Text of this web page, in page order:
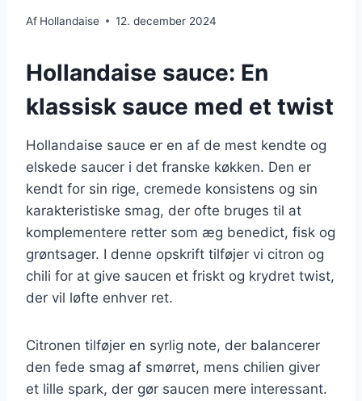
Af Hollandaise 12. december 2024
Hollandaise sauce: En
klassisk sauce med et twist
Hollandaise sauce er en af de mest kendte og
elskede saucer i det franske køkken. Den er
kendt for sin rige, cremede konsistens og sin
karakteristiske smag, der ofte bruges til at
komplementere retter som æg benedict, fisk og
grøntsager. I denne opskrift tilføjer vi citron og
chili for at give saucen et friskt og krydret twist,
der vil løfte enhver ret.
Citronen tilføjer en syrlig note, der balancerer
den fede smag af smørret, mens chilien giver
et lille spark, der gør saucen mere interessant.